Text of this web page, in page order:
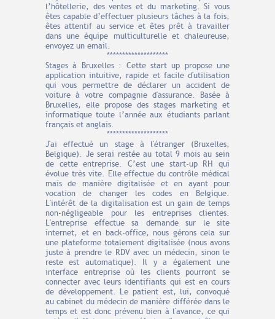
l’hôtellerie, des ventes et du marketing. Si vous
êtes capable d’effectuer plusieurs tâches à la fois,
êtes attentif au service et êtes prêt à travailler
dans une équipe multiculturelle et chaleureuse,
envoyez un email.
********************
Stages à Bruxelles : Cette start up propose une
application intuitive, rapide et facile d'utilisation
qui vous permettre de déclarer un accident de
voiture à votre compagnie d'assurance. Basée à
Bruxelles, elle propose des stages marketing et
informatique toute l’année aux étudiants parlant
français et anglais.
********************
J'ai effectué un stage à l'étranger (Bruxelles,
Belgique). Je serai restée au total 9 mois au sein
de cette entreprise. C’est une start-up RH qui
évolue très vite. Elle effectue du contrôle médical
mais de manière digitalisée et en ayant pour
vocation de changer les codes en Belgique.
L'intérêt de la digitalisation est un gain de temps
non-négligeable pour les entreprises clientes.
L'entreprise effectue sa demande sur le site
internet, et en back-office, nous gérons cela sur
une plateforme totalement digitalisée (nous avons
juste à prendre le RDV avec un médecin, sinon le
reste est automatique). Il y a également une
interface entreprise où les clients pourront se
connecter avec leurs identifiants qui est en cours
de développement. Le patient est, lui, convoqué
au cabinet du médecin de manière différée dans le
temps et est donc prévenu bien à l'avance, ce qui